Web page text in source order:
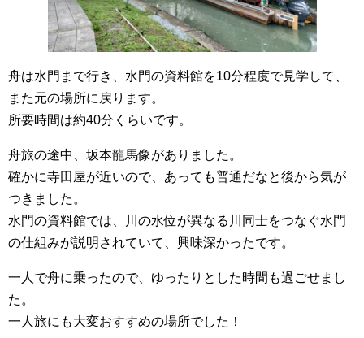
舟は水門まで行き、水門の資料館を10分程度で見学して、
また元の場所に戻ります。
所要時間は約40分くらいです。
舟旅の途中、坂本龍馬像がありました。
確かに寺田屋が近いので、あっても普通だなと後から気が
つきました。
水門の資料館では、川の水位が異なる川同士をつなぐ水門
の仕組みが説明されていて、興味深かったです。
一人で舟に乗ったので、ゆったりとした時間も過ごせまし
た。
一人旅にも大変おすすめの場所でした！